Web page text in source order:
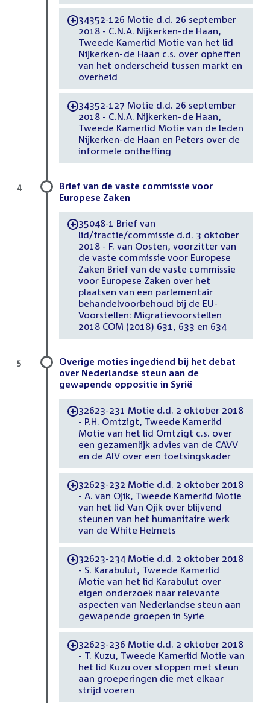
-34352-126 Motie d.d. 26 september
2018 - C.N.A. Nijkerken-de Haan,
Tweede Kamerlid Motie van het lid
Nijkerken-de Haan c.s. over opheffen
van het onderscheid tussen markt en
overheid
-34352-127 Motie d.d. 26 september
2018 - C.N.A. Nijkerken-de Haan,
Tweede Kamerlid Motie van de leden
Nijkerken-de Haan en Peters over de
informele ontheffing
Brief van de vaste commissie voor
Europese Zaken
-35048-1 Brief van
lid/fractie/commissie d.d. 3 oktober
2018 - F. van Oosten, voorzitter van
de vaste commissie voor Europese
Zaken Brief van de vaste commissie
voor Europese Zaken over het
plaatsen van een parlementair
behandelvoorbehoud bij de EU-
Voorstellen: Migratievoorstellen
2018 COM (2018) 631, 633 en 634
4
Overige moties ingediend bij het debat
over Nederlandse steun aan de
gewapende oppositie in Syrië
-32623-231 Motie d.d. 2 oktober 2018
- P.H. Omtzigt, Tweede Kamerlid
Motie van het lid Omtzigt c.s. over
een gezamenlijk advies van de CAVV
en de AIV over een toetsingskader
-32623-232 Motie d.d. 2 oktober 2018
- A. van Ojik, Tweede Kamerlid Motie
van het lid Van Ojik over blijvend
steunen van het humanitaire werk
van de White Helmets
-32623-234 Motie d.d. 2 oktober 2018
- S. Karabulut, Tweede Kamerlid
Motie van het lid Karabulut over
eigen onderzoek naar relevante
aspecten van Nederlandse steun aan
gewapende groepen in Syrië
-32623-236 Motie d.d. 2 oktober 2018
- T. Kuzu, Tweede Kamerlid Motie van
het lid Kuzu over stoppen met steun
aan groeperingen die met elkaar
strijd voeren
5